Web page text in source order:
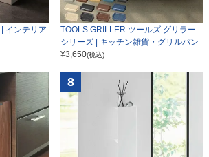
インテリア
TOOLS GRILLER ツールズ グリラー
シリーズ | キッチン雑貨・グリルパン
¥3,650(税込)
8